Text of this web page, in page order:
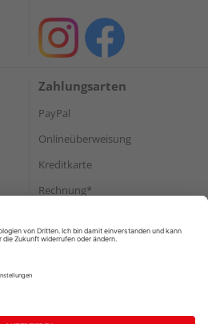
Zahlungsarten
PayPal
Onlineüberweisung
Kreditkarte
Rechnung*
Versand
Widerruf Datenschutz